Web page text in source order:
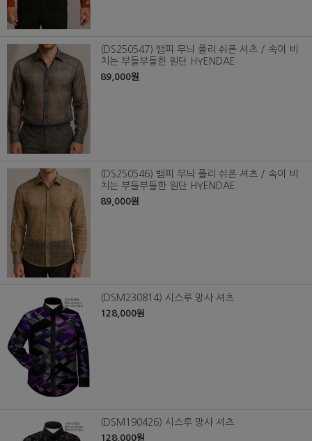
(DS250547) 뱀피 무늬 폴리 쉬폰 셔츠 / 속이 비
치는 부들부들한 원단 HYENDAE
89,000원
(DS250546) 뱀피 무늬 폴리 쉬폰 셔츠 / 속이 비
치는 부들부들한 원단 HYENDAE
89,000원
(DSM230814) 시스루 망사 셔츠
128,000원
(DSM190426) 시스루 망사 셔츠
128,000원